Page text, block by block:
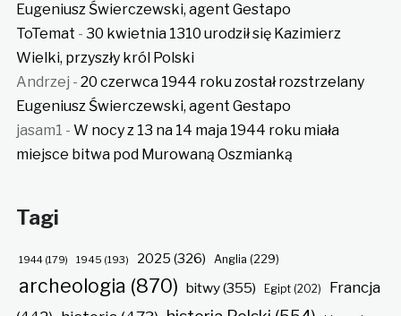
Eugeniusz Świerczewski, agent Gestapo
ToTemat - 30 kwietnia 1310 urodził się Kazimierz
Wielki, przyszły król Polski
Andrzej - 20 czerwca 1944 roku został rozstrzelany
Eugeniusz Świerczewski, agent Gestapo
jasam1 - W nocy z 13 na 14 maja 1944 roku miała
miejsce bitwa pod Murowaną Oszmianką
Tagi
1944(179) 1945 (193) 2025 (326) Anglia (229)
archeologia (870) bitwy(355) Egipt(202)
Francja